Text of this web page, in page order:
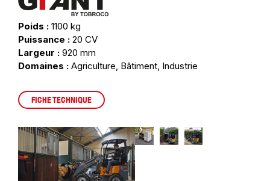
Poids : 1100 kg
Puissance : 20 CV
Largeur : 920 mm
Domaines : Agriculture, Bâtiment, Industrie
FICHE TECHNIQUE